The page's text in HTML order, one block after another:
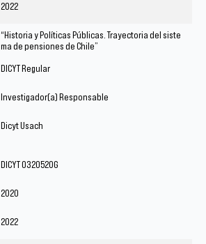
2022
“Historia y Políticas Públicas. Trayectoria del siste
ma de pensiones de Chile”
DICYT Regular
Investigador(a) Responsable
Dicyt Usach
DICYT 032052OG
2020
2022